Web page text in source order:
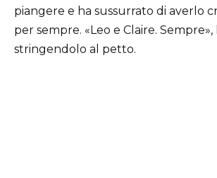
piangere e ha sussurrato di averlo
per sempre. «Leo e Claire.
stringendolo al petto.